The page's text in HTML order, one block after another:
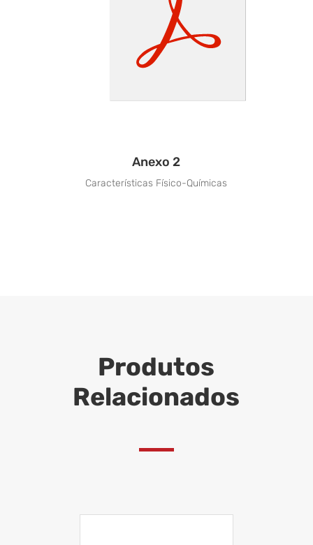
Anexo 2
Características Físico-Químicas
Produtos
Relacionados